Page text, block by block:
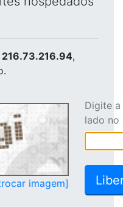
216.73.216.94,
imagem]
Digite
lado no